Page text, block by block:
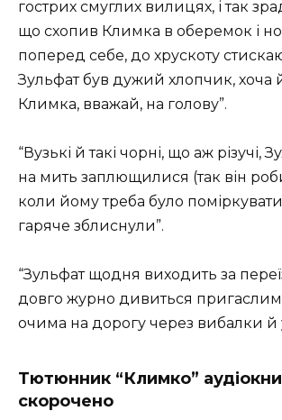
гострих смуглих вилицях, і так
що схопив Климка в оберемок і
поперед себе, до хрускоту
Зульфат був дужий хлопчик, хоча
Климка, вважай, на голову”.
“Вузькі й такі чорні, що аж різучі,
на мить заплющилися (так він
коли йому треба було
гаряче зблиснули”.
“Зульфат щодня виходить за
довго журно дивиться
очима на дорогу через вибалки й
Тютюнник “Климко”
скорочено